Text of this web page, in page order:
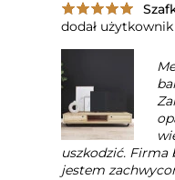
dodał użytkownik
uszkodzić. Firma
jestem